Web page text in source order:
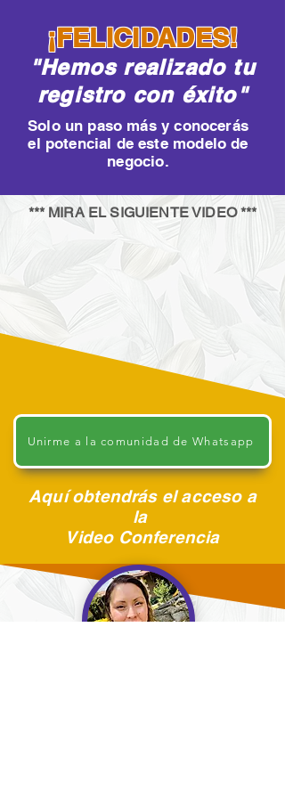
¡FELICIDADES!
"Hemos realizado tu
registro con éxito"
Solo un paso más y conocerás
el potencial de este modelo de
negocio.
*** MIRA EL SIGUIENTE VIDEO ***
Unirme a la comunidad de Whatsapp
Aquí obtendrás el acceso a
la
Video Conferencia